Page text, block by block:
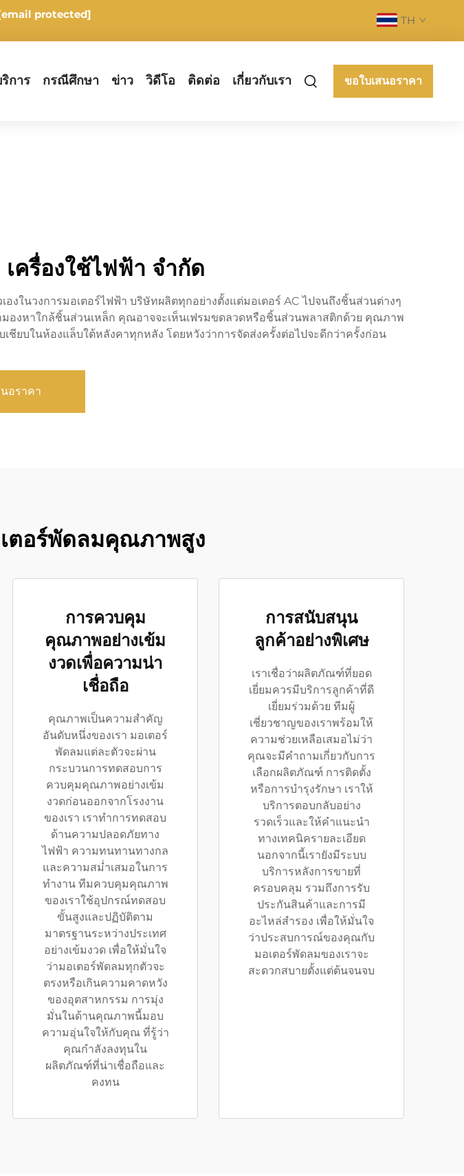
protected] TH
การ กรณีศึกษา ข่าว วิดีโอ ติดต่อ เกี่ยวกับเรา ขอใบเสนอราคา
ครื่องใช้ไฟฟ้า จำกัด
ในวงการมอเตอร์ไฟฟ้า บริษัทผลิตทุกอย่างตั้งแต่มอเตอร์ AC ไปจนถึงชิ้นส่วนต่างๆ
มองหาใกล้ชิ้นส่วนเหล็ก คุณอาจจะเห็นเฟรมขดลวดหรือชิ้นส่วนพลาสติกด้วย คุณภาพ
ชียบในห้องแล็บใต้หลังคาทุกหลัง โดยหวังว่าการจัดส่งครั้งต่อไปจะดีกว่าครั้งก่อน
อราคา
ตอร์พัดลมคุณภาพสูง
การควบคุม
คุณภาพอย่างเข้ม
งวดเพื่อความน่า
เชื่อถือ
คุณภาพเป็นความสำคัญ
อันดับหนึ่งของเรา มอเตอร์
พัดลมแต่ละตัวจะผ่าน
กระบวนการทดสอบการ
ควบคุมคุณภาพอย่างเข้ม
งวดก่อนออกจากโรงงาน
ของเรา เราทำการทดสอบ
ด้านความปลอดภัยทาง
ไฟฟ้า ความทนทานทางกล
และความสม่ำเสมอในการ
ทำงาน ทีมควบคุมคุณภาพ
ของเราใช้อุปกรณ์ทดสอบ
ขั้นสูงและปฏิบัติตาม
มาตรฐานระหว่างประเทศ
อย่างเข้มงวด เพื่อให้มั่นใจ
ว่ามอเตอร์พัดลมทุกตัวจะ
ตรงหรือเกินความคาดหวัง
ของอุตสาหกรรม การมุ่ง
มั่นในด้านคุณภาพนี้มอบ
ความอุ่นใจให้กับคุณ ที่รู้ว่า
คุณกำลังลงทุนใน
ผลิตภัณฑ์ที่น่าเชื่อถือและ
คงทน
การสนับสนุน
ลูกค้าอย่างพิเศษ
เราเชื่อว่าผลิตภัณฑ์ที่ยอด
เยี่ยมควรมีบริการลูกค้าที่ดี
เยี่ยมร่วมด้วย ทีมผู้
เชี่ยวชาญของเราพร้อมให้
ความช่วยเหลือเสมอไม่ว่า
คุณจะมีคำถามเกี่ยวกับการ
เลือกผลิตภัณฑ์ การติดตั้ง
หรือการบำรุงรักษา เราให้
บริการตอบกลับอย่าง
รวดเร็วและให้คำแนะนำ
ทางเทคนิครายละเอียด
นอกจากนี้เรายังมีระบบ
บริการหลังการขายที่
ครอบคลุม รวมถึงการรับ
ประกันสินค้าและการมี
อะไหล่สำรอง เพื่อให้มั่นใจ
ว่าประสบการณ์ของคุณกับ
มอเตอร์พัดลมของเราจะ
สะดวกสบายตั้งแต่ต้นจนจบ